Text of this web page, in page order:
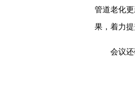
管道老化
果，着力
会议